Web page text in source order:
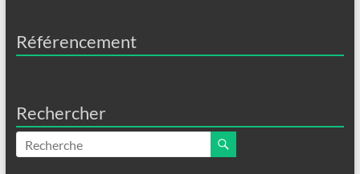
Référencement
Rechercher